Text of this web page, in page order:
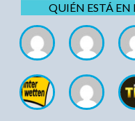
QUIÉN ESTÁ EN